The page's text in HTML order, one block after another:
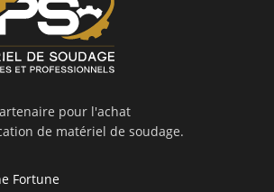
pour l'achat
de matériel de soudage.
Fortune